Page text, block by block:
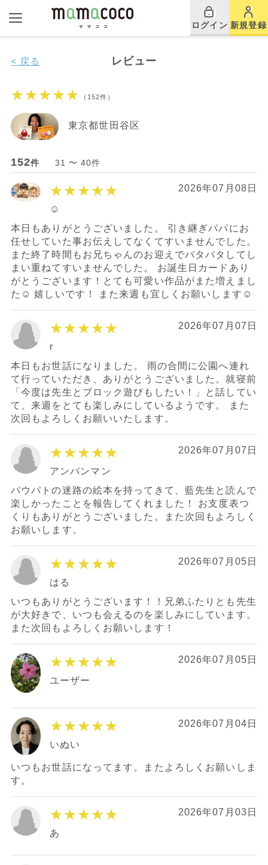
ログイン 新規登録
レビュー
< 戻る
★★★★★ （152件）
東京都世田谷区
152件 31 〜 40件
★★★★★ 2026年07月08日
☺︎
本日もありがとうございました。 引き継ぎパパにお
任せしていた事お伝えしてなくてすいませんでした。
また終了時間もお兄ちゃんのお迎えでバタバタしてし
まい重ねてすいませんでした。 お誕生日カードあり
がとうございます！とても可愛い作品がまた増えまし
た☺︎ 嬉しいです！ また来週も宜しくお願いします☺︎
★★★★★ 2026年07月07日
r
本日もお世話になりました。 雨の合間に公園へ連れ
て行っていただき、ありがとうございました。就寝前
「今度は先生とブロック遊びもしたい！」と話してい
て、来週をとても楽しみにしているようです。 また
次回もよろしくお願いいたします。
★★★★★ 2026年07月07日
アンパンマン
パウパトの迷路の絵本を持ってきて、藍先生と読んで
楽しかったことを報告してくれました！ お支度表つ
くりもありがとうございました。また次回もよろしく
お願いします。
★★★★★ 2026年07月05日
はる
いつもありがとうございます！！兄弟ふたりとも先生
が大好きで、いつも会えるのを楽しみにしています。
また次回もよろしくお願いします！
★★★★★ 2026年07月05日
ユーザー
★★★★★ 2026年07月04日
いぬい
いつもお世話になってます。またよろしくお願いしま
す。
★★★★★ 2026年07月03日
あ